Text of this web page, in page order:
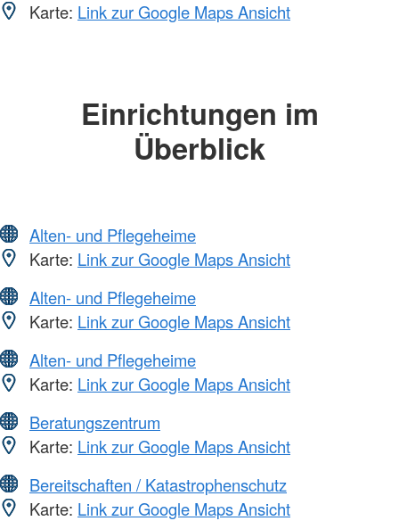
Karte: Link zur Google Maps Ansicht
Einrichtungen im
Überblick
Alten- und Pflegeheime
Karte: Link zur Google Maps Ansicht
Alten- und Pflegeheime
Karte: Link zur Google Maps Ansicht
Alten- und Pflegeheime
Karte: Link zur Google Maps Ansicht
Beratungszentrum
Karte: Link zur Google Maps Ansicht
Bereitschaften / Katastrophenschutz
Karte: Link zur Google Maps Ansicht